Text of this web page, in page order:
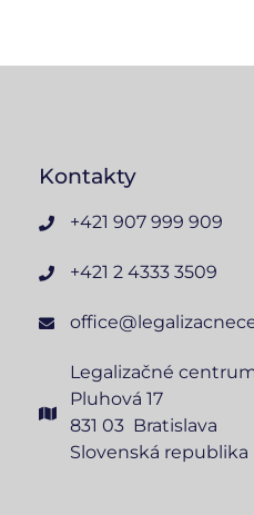
Kontakty
+421 907 999 909
+421 2 4333 3509
Legalizačné
Pluhová 17
831 03 Bratislava
Slovenská republika